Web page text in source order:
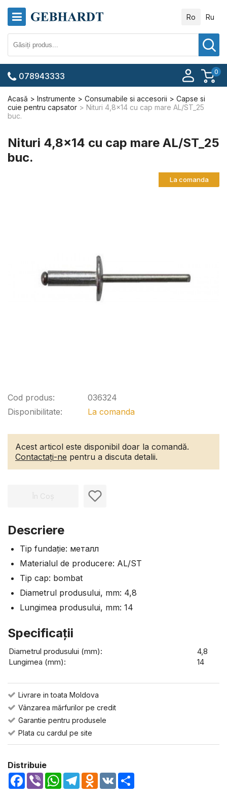
Ro Ru
0
078943333
Acasă Instrumente Consumabile si accesorii
Capse si
cuie pentru capsator
Nituri 4,8x14 cu cap mare AL/ST_25
buc.
Nituri 4,8x14 cu cap mare AL/ST_25
buc.
La comanda
Cod produs:
Disponibilitate:
036324
La comanda
Acest articol este disponibil doar la comandă.
Contactați-ne pentru a discuta detalii.
În Coș
Descriere
Tip fundație: металл
Materialul de producere: AL/ST
Tip cap: bombat
Diametrul produsului, mm: 4,8
Lungimea produsului, mm: 14
Specificaţii
Diametrul produsului (mm):
4,8
Lungimea (mm):
14
Livrare in toata Moldova
Vânzarea mărfurilor pe credit
Garantie pentru produsele
Plata cu cardul pe site
Distribuie
Facebook
Viber WhatsApp
TelegramOdnoklassniki
VK